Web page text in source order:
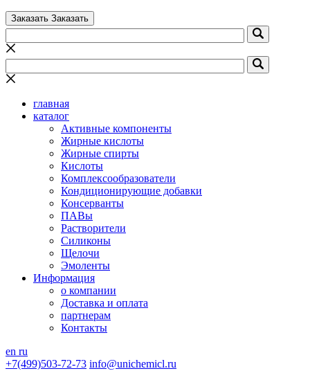
Заказать Заказать
главная
каталог
Активные компоненты
Жирные кислоты
Жирные спирты
Кислоты
Комплексообразователи
Кондиционирующие добавки
Консерванты
ПАВы
Растворители
Силиконы
Щелочи
Эмоленты
Информация
о компании
Доставка и оплата
партнерам
Контакты
en ru
+7(499)503-72-73 info@unichemicl.ru